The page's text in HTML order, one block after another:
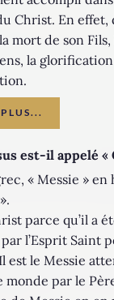
Christ. En effet,
mort de son
la
est-il appelé «
« Messie » en
parce qu’il a
l’Esprit Saint
est le Messie
monde par le